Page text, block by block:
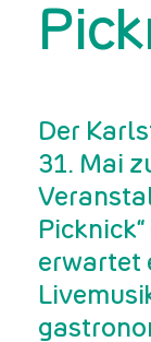
Der
31. Mai
erwartet